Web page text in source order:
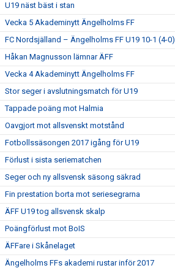
U19 näst bäst i stan
Vecka 5 Akademinytt Ängelholms FF
FC Nordsjälland – Ängelholms FF U19 10-1 (4-0)
Håkan Magnusson lämnar ÄFF
Vecka 4 Akademinytt Ängelholms FF
Stor seger i avslutningsmatch för U19
Tappade poäng mot Halmia
Oavgjort mot allsvenskt motstånd
Fotbollssäsongen 2017 igång för U19
Förlust i sista seriematchen
Seger och ny allsvensk säsong säkrad
Fin prestation borta mot seriesegrarna
ÄFF U19 tog allsvensk skalp
Poängförlust mot BoIS
ÄFFare i Skånelaget
Ängelholms FFs akademi rustar inför 2017